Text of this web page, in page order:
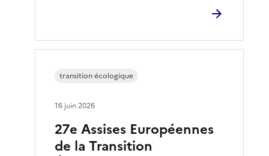
27e Assises Européennes
de la Transition
transition écologique
16 juin 2026